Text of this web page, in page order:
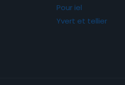
Pour iel
Yvert et tellier